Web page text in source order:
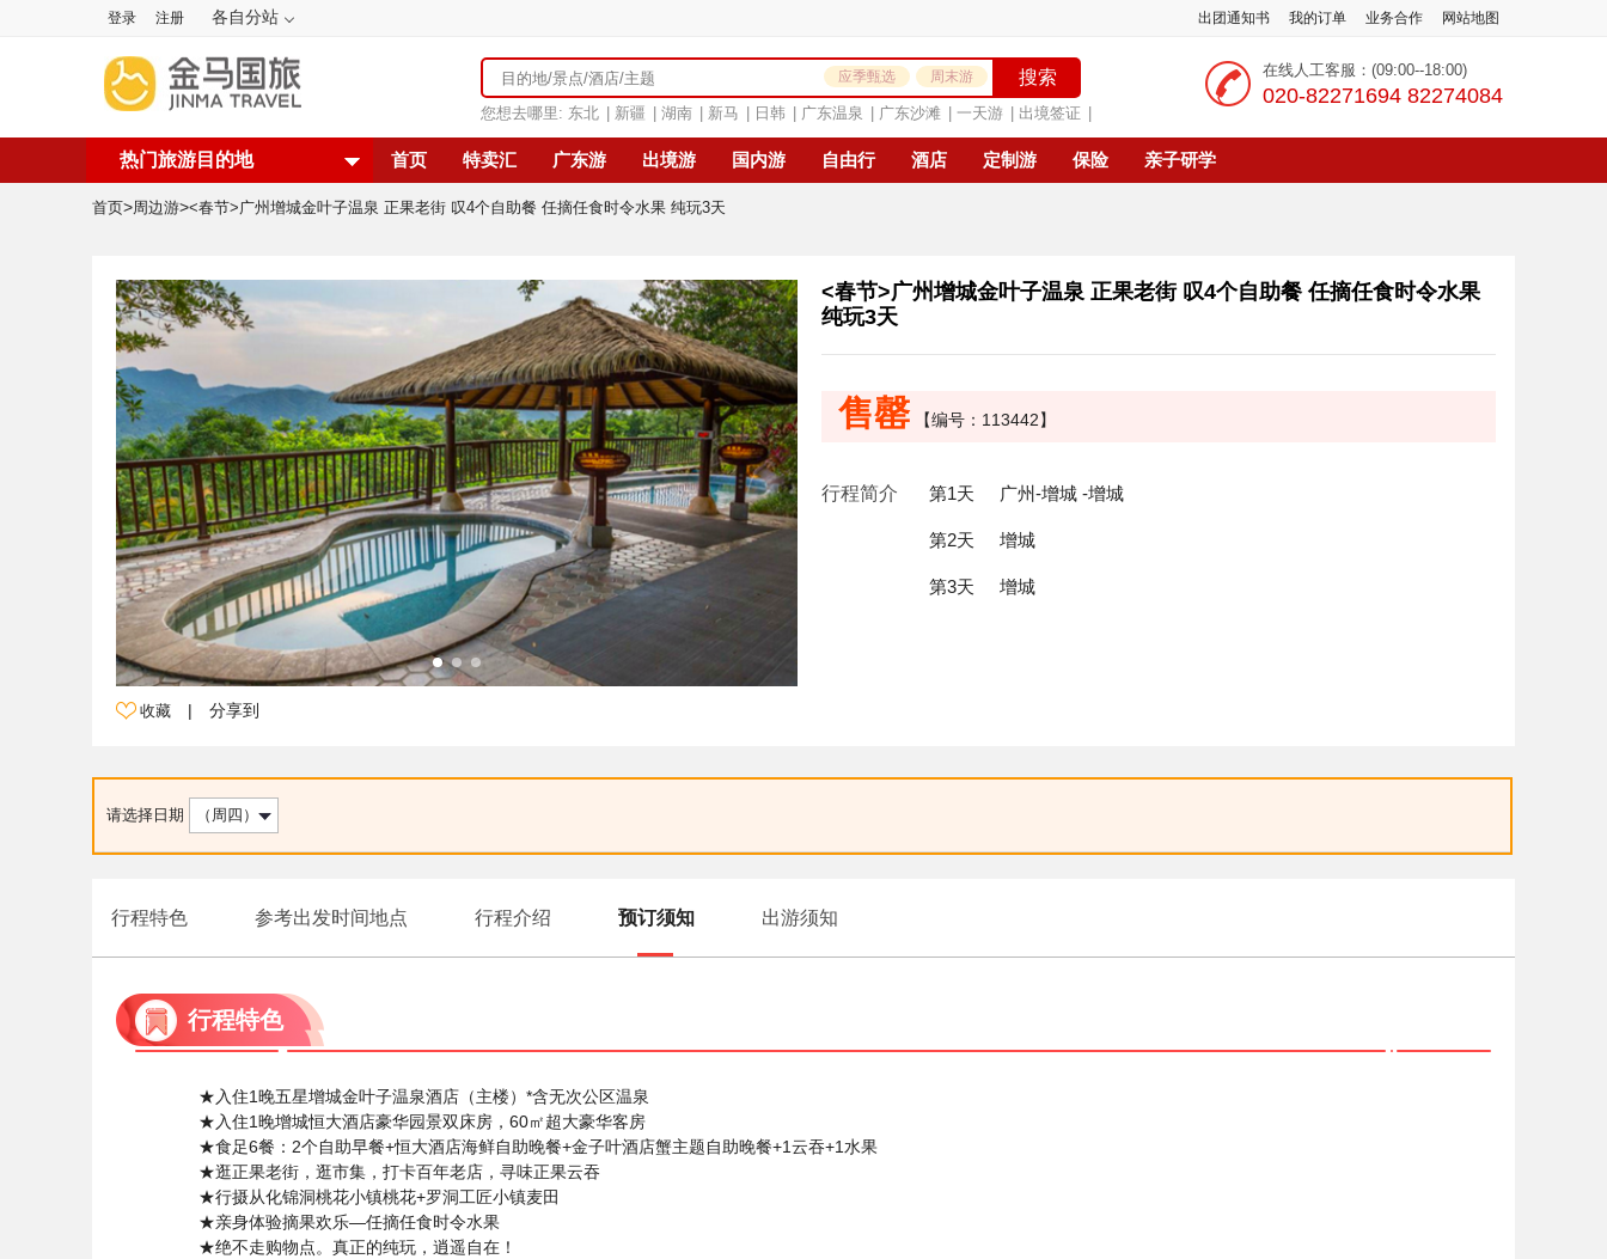
登录 注册 各自分站 出团通知书 我的订单 业务合作 网站地图
应季甄选 周末游 搜索
您想去哪里: 东北 新疆 湖南 新马 日韩 广东温泉 广东沙滩 一天游 出境签证
在线人工客服：(09:00--18:00)
‭020-82271694 82274084
热门旅游目的地 首页 特卖汇 广东游 出境游 国内游 自由行 酒店 定制游 保险 亲子研学
首页>周边游><春节>广州增城金叶子温泉 正果老街 叹4个自助餐 任摘任食时令水果 纯玩3天
收藏 | 分享到
<春节>广州增城金叶子温泉 正果老街 叹4个自助餐 任摘任食时令水果
纯玩3天
售罄 【编号：113442】
行程简介 第1天 广州-增城 -增城
第2天 增城
第3天 增城
请选择日期 （周四）
行程特色 参考出发时间地点 行程介绍 预订须知 出游须知
行程特色
★入住1晚五星增城金叶子温泉酒店（主楼）*含无次公区温泉
★入住1晚增城恒大酒店豪华园景双床房，60㎡超大豪华客房
★食足6餐：2个自助早餐+恒大酒店海鲜自助晚餐+金子叶酒店蟹主题自助晚餐+1云吞+1水果
★逛正果老街，逛市集，打卡百年老店，寻味正果云吞
★行摄从化锦洞桃花小镇桃花+罗洞工匠小镇麦田
★亲身体验摘果欢乐—任摘任食时令水果
★绝不走购物点。真正的纯玩，逍遥自在！